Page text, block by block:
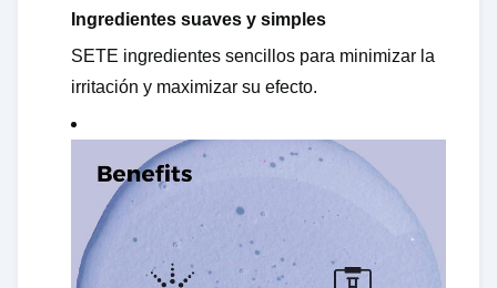
Ingredientes suaves y simples
SETE ingredientes sencillos para minimizar la
irritación y maximizar su efecto.